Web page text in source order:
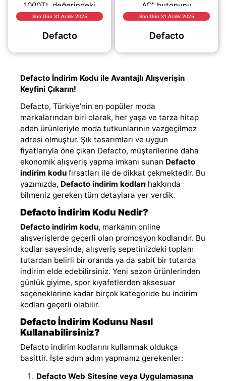
1000TL değerindeki
kupon, yukarıda
için hazır durumda.
(daha&helliip;)
Son Gün 31 Aralık 2025
Defacto
AÇ” butonunu
kullanarak kupon
görüntüleyebilir ve
Son Gün 31 Aralık 2025
Defacto
Defacto İndirim Kodu ile Avantajlı Alışverişin
Keyfini Çıkarın!
Defacto, Türkiye’nin en popüler moda
markalarından biri olarak, her yaşa ve tarza hitap
eden ürünleriyle moda tutkunlarının vazgeçilmez
adresi olmuştur. Şık tasarımları ve uygun
fiyatlarıyla öne çıkan Defacto, müşterilerine daha
ekonomik alışveriş yapma imkanı sunan Defacto
indirim kodu fırsatları ile de dikkat çekmektedir. Bu
yazımızda, Defacto indirim kodları hakkında
bilmeniz gereken tüm detaylara yer verdik.
Defacto İndirim Kodu Nedir?
Defacto indirim kodu, markanın online
alışverişlerde geçerli olan promosyon kodlarıdır. Bu
kodlar sayesinde, alışveriş sepetinizdeki toplam
tutardan belirli bir oranda ya da sabit bir tutarda
indirim elde edebilirsiniz. Yeni sezon ürünlerinden
günlük giyime, spor kıyafetlerden aksesuar
seçeneklerine kadar birçok kategoride bu indirim
kodları geçerli olabilir.
Defacto İndirim Kodunu Nasıl
Kullanabilirsiniz?
Defacto indirim kodlarını kullanmak oldukça
basittir. İşte adım adım yapmanız gerekenler:
Defacto Web Sitesine veya Uygulamasına